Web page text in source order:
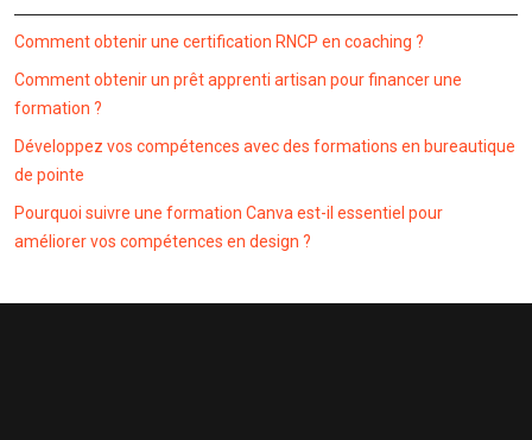
Comment obtenir une certification RNCP en coaching ?
Comment obtenir un prêt apprenti artisan pour financer une
formation ?
Développez vos compétences avec des formations en bureautique
de pointe
Pourquoi suivre une formation Canva est-il essentiel pour
améliorer vos compétences en design ?